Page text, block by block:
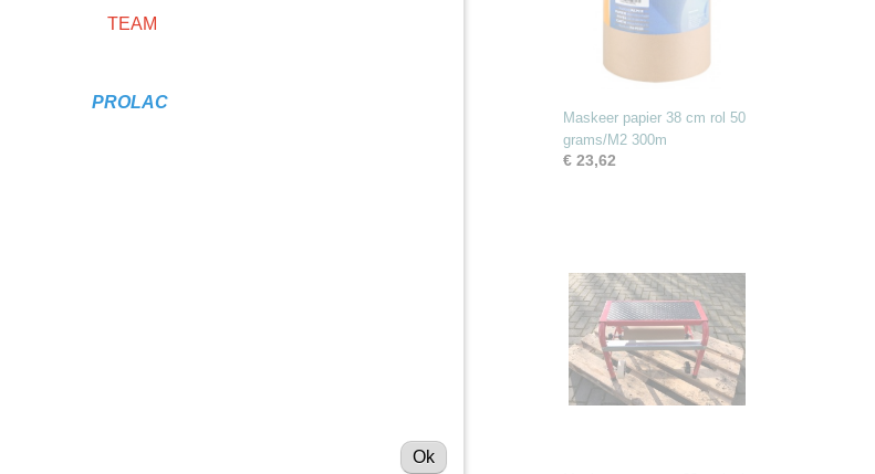
Maskeer papier 38 cm rol 50
grams/M2 300m
€ 23,62
TEAM
PROLAC
Ok